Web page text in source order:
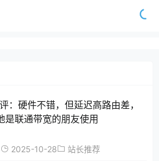
：硬件不错，但延迟高路由差，
是联通带宽的朋友使用
2025-10-28 站长推荐